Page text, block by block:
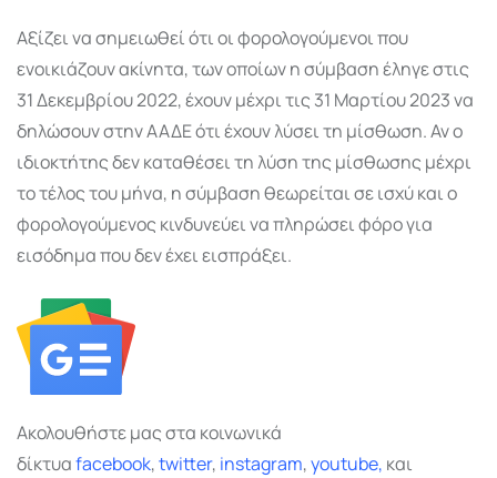
Αξίζει να σημειωθεί ότι οι φορολογούμενοι που
ενοικιάζουν ακίνητα, των οποίων η σύμβαση έληγε στις
31 Δεκεμβρίου 2022, έχουν μέχρι τις 31 Μαρτίου 2023 να
δηλώσουν στην ΑΑΔΕ ότι έχουν λύσει τη μίσθωση. Αν ο
ιδιοκτήτης δεν καταθέσει τη λύση της μίσθωσης μέχρι
το τέλος του μήνα, η σύμβαση θεωρείται σε ισχύ και ο
φορολογούμενος κινδυνεύει να πληρώσει φόρο για
εισόδημα που δεν έχει εισπράξει.
Ακολουθήστε μας στα κοινωνικά
δίκτυαfacebook,twitter, instagram,youtube, και